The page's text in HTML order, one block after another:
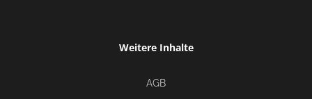
Weitere Inhalte
AGB